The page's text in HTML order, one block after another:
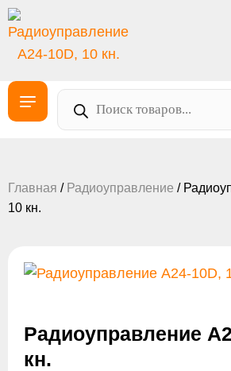
Главная / Радиоуправление /
10 кн.
Радиоуправление
кн.